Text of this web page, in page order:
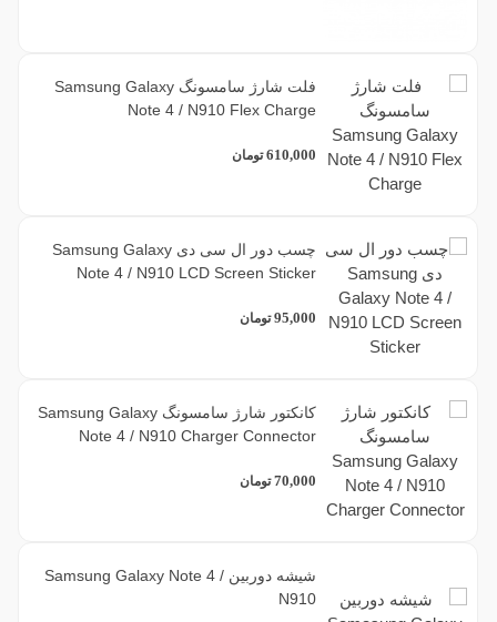
فلت شارژ سامسونگ Samsung Galaxy
Note 4 / N910 Flex Charge
610,000 تومان
چسب دور ال سی دی Samsung Galaxy
Note 4 / N910 LCD Screen Sticker
95,000 تومان
کانکتور شارژ سامسونگ Samsung Galaxy
Note 4 / N910 Charger Connector
70,000 تومان
شیشه دوربین Samsung Galaxy Note 4 /
N910